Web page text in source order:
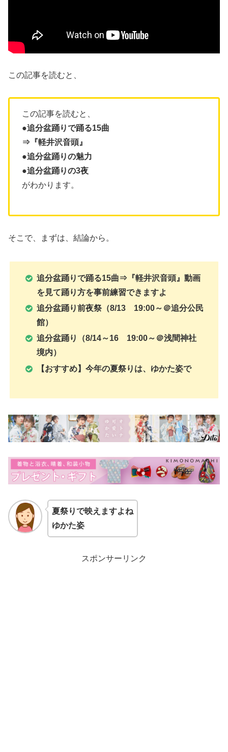
この記事を読むと、
この記事を読むと、
●追分盆踊りで踊る15曲
⇒『軽井沢音頭 』
●追分盆踊りの魅力
●追分盆踊りの3夜
がわかります。
そこで、まずは、結論から。
追分盆踊りで踊る15曲⇒『軽井沢音頭 』動画
を見て踊り方を事前練習できますよ
追分盆踊り前夜祭（8/13 19:00～＠追分公民
館）
追分盆踊り（8/14～16 19:00～＠浅間神社
境内）
【おすすめ】今年の夏祭りは、ゆかた姿で
夏祭りで映えますよね
ゆかた姿
スポンサーリンク